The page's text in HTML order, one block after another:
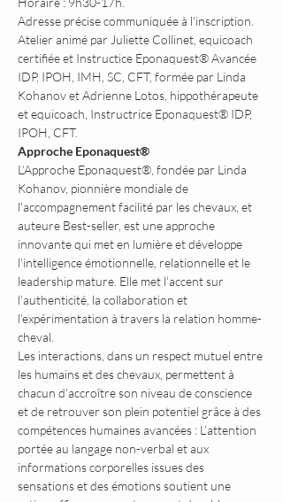
Adresse précise communiquée à l'inscription.
Atelier animé par Juliette Collinet, equicoach
certifiée et Instructice Eponaquest® Avancée
IDP, IPOH, IMH, SC, CFT, formée par Linda
Kohanov et Adrienne Lotos, hippothérapeute
et equicoach, Instructrice Eponaquest® IDP,
IPOH, CFT.
Approche Eponaquest®
L’Approche Eponaquest®, fondée par Linda
Kohanov, pionnière mondiale de
l'accompagnement facilité par les chevaux, et
auteure Best-seller, est une approche
innovante qui met en lumière et développe
l’intelligence émotionnelle, relationnelle et le
leadership mature. Elle met l’accent sur
l’authenticité, la collaboration et
l’expérimentation à travers la relation homme-
cheval.
Les interactions, dans un respect mutuel entre
les humains et des chevaux, permettent à
chacun d’accroître son niveau de conscience
et de retrouver son plein potentiel grâce à des
compétences humaines avancées : L’attention
portée au langage non-verbal et aux
informations corporelles issues des
sensations et des émotions soutient une